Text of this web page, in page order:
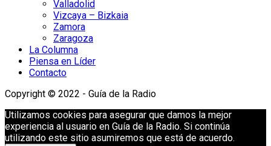
Valladolid
Vizcaya – Bizkaia
Zamora
Zaragoza
La Columna
Piensa en Líder
Contacto
Copyright © 2022 - Guía de la Radio
Utilizamos cookies para asegurar que damos la mejor
experiencia al usuario en Guía de la Radio. Si continúa
utilizando este sitio asumiremos que está de acuerdo.